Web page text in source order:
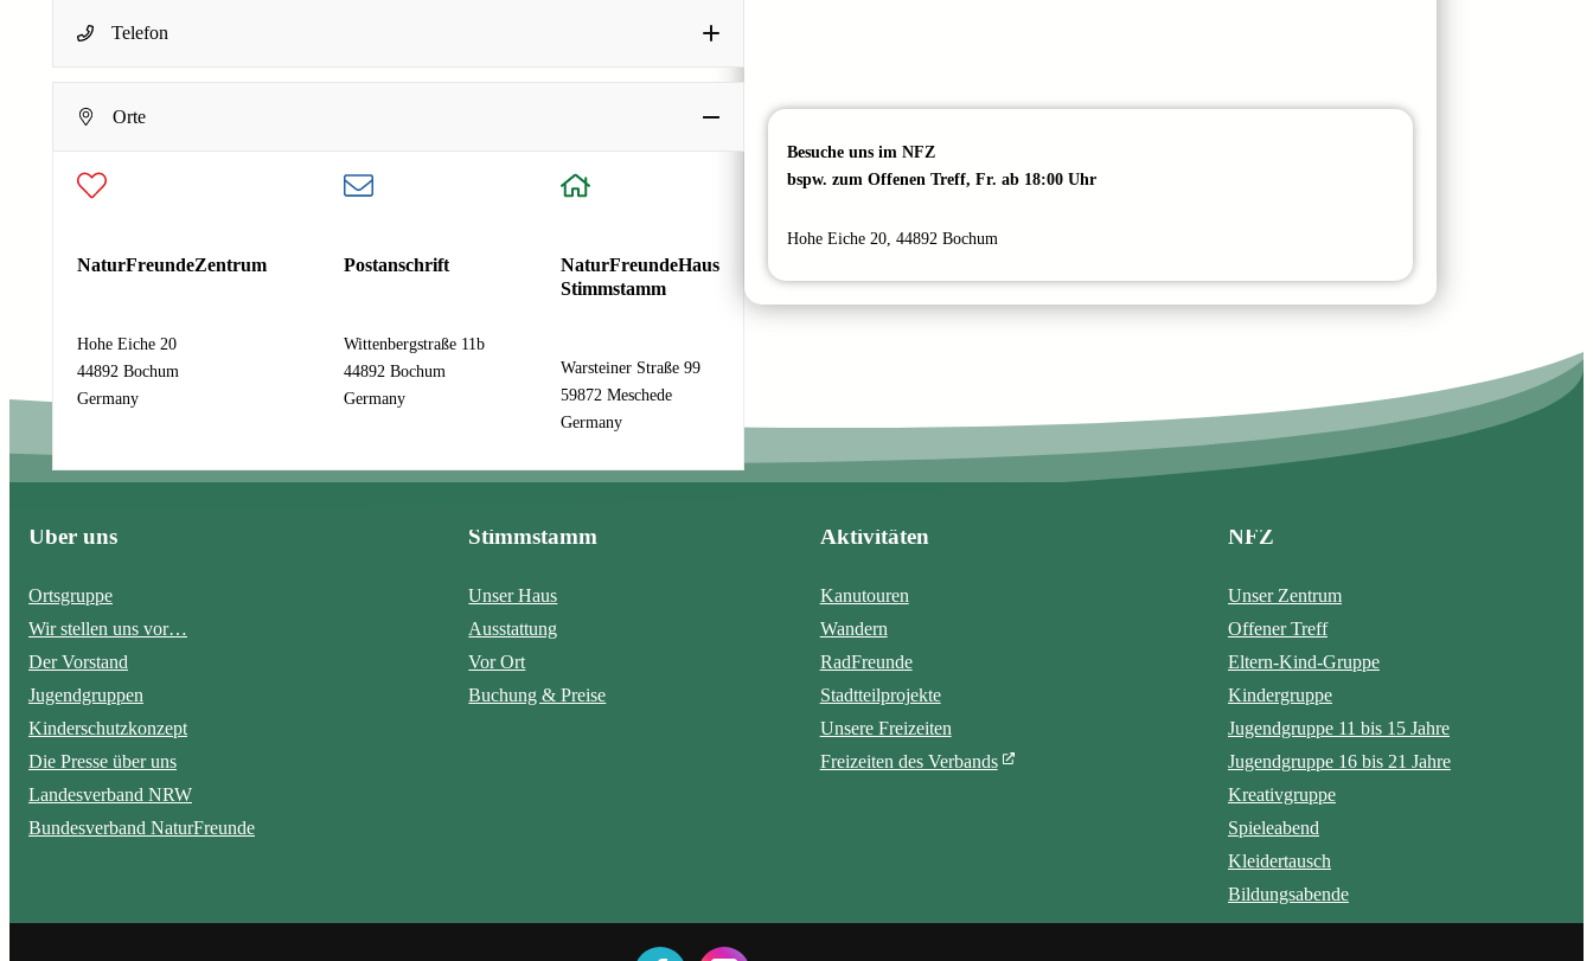
-
M
i
l
-
r
s
e
N
e
a
h
i
c
h
t
E-Mail-Adresse
Absenden
Telefon
Orte
NaturFreundeZentrum
Hohe Eiche 20
44892 Bochum
Germany
Postanschrift
Wittenbergstraße 11b
44892 Bochum
Germany
NaturFreundeHaus
Stimmstamm
Warsteiner Straße 99
59872 Meschede
Germany
Besuche uns im NFZ
bspw. zum Offenen Treff, Fr. ab 18:00 Uhr
Hohe Eiche 20, 44892 Bochum
Über uns
Ortsgruppe
Wir stellen uns vor…
Der Vorstand
Jugendgruppen
Kinderschutzkonzept
Die Presse über uns
Landesverband NRW
Bundesverband NaturFreunde
Stimmstamm
Unser Haus
Ausstattung
Vor Ort
Buchung & Preise
Aktivitäten
Kanutouren
Wandern
RadFreunde
Stadtteilprojekte
Unsere Freizeiten
Freizeiten des Verbands
NFZ
Unser Zentrum
Offener Treff
Eltern-Kind-Gruppe
Kindergruppe
Jugendgruppe 11 bis 15 Jahre
Jugendgruppe 16 bis 21 Jahre
Kreativgruppe
Spieleabend
Kleidertausch
Bildungsabende